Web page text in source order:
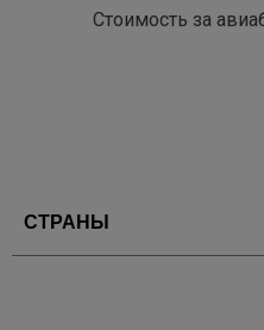
Стоимость за
СТРАНЫ